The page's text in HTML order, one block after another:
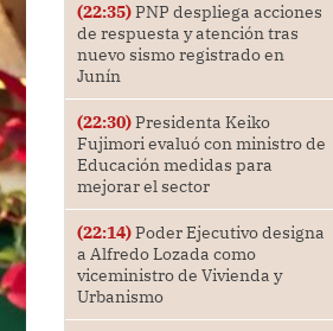
(22:35)PNP despliega acciones
de respuesta y atención tras
nuevo sismo registrado en
Junín
(22:30)Presidenta Keiko
Fujimori evaluó con ministro de
Educación medidas para
mejorar el sector
(22:14)Poder Ejecutivo designa
a Alfredo Lozada como
viceministro de Vivienda y
Urbanismo